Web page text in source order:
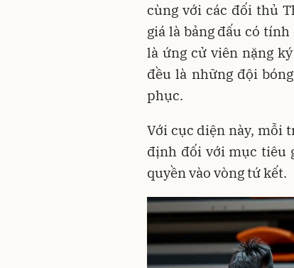
cùng với các đối thủ
giá là bảng đấu có
là ứng cử viên nặng
đều là những đội
phục.
Với cục diện này, mỗi
định đối với mục tiêu
quyền vào vòng tứ kết.